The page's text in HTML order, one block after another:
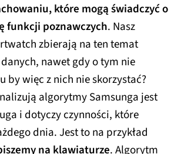
które mogą świadczyć o
funkcji poznawczych. Nasz
zbierają na ten temat
nawet gdy o tym nie
by więc z nich nie skorzystać?
algorytmy Samsunga jest
i dotyczy czynności, które
dnia. Jest to na przykład
na klawiaturze. Algorytm